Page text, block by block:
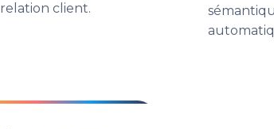
relation client.